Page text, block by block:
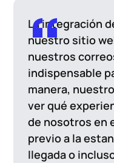
La integración
nuestro sitio
nuestros
indispensable
manera,
ver qué
de nosotros en
previo a la
llegada o